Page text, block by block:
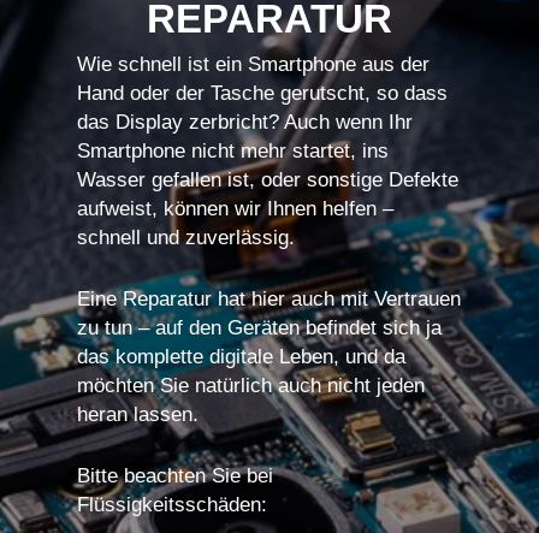
REPARATUR
Wie schnell ist ein Smartphone aus der
Hand oder der Tasche gerutscht, so dass
das Display zerbricht? Auch wenn Ihr
Smartphone nicht mehr startet, ins
Wasser gefallen ist, oder sonstige Defekte
aufweist, können wir Ihnen helfen –
schnell und zuverlässig.
Eine Reparatur hat hier auch mit Vertrauen
zu tun – auf den Geräten befindet sich ja
das komplette digitale Leben, und da
möchten Sie natürlich auch nicht jeden
heran lassen.
Bitte beachten Sie bei
Flüssigkeitsschäden: